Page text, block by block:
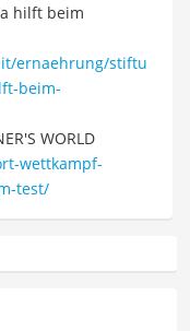
hilft beim
ernaehrung/stiftu
beim-
WORLD
wettkampf-
test/